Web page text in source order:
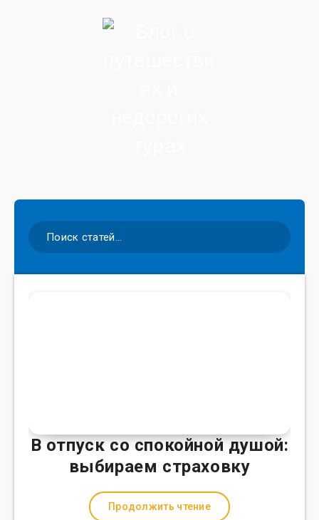
В отпуск со спокойной душой:
выбираем страховку
Продолжить чтение